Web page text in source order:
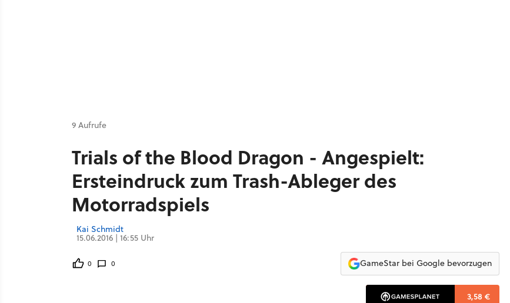
9 Aufrufe
Trials of the Blood Dragon - Angespielt:
Ersteindruck zum Trash-Ableger des
Motorradspiels
Kai Schmidt
15.06.2016 | 16:55 Uhr
0 0 GameStar bei Google bevorzugen
3,58 €